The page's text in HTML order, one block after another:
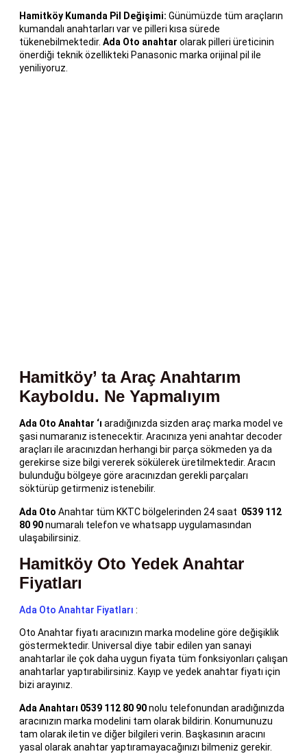
Hamitköy Kumanda Pil Değişimi: Günümüzde tüm araçların
kumandalı anahtarları var ve pilleri kısa sürede
tükenebilmektedir. Ada Oto anahtar olarak pilleri üreticinin
önerdiği teknik özellikteki Panasonic marka orijinal pil ile
yeniliyoruz.
Hamitköy’ ta Araç Anahtarım
Kayboldu. Ne Yapmalıyım
Ada Oto Anahtar ‘ı aradığınızda sizden araç marka model ve
şasi numaranız istenecektir. Aracınıza yeni anahtar decoder
araçları ile aracınızdan herhangi bir parça sökmeden ya da
gerekirse size bilgi vererek sökülerek üretilmektedir. Aracın
bulunduğu bölgeye göre aracınızdan gerekli parçaları
söktürüp getirmeniz istenebilir.
Ada Oto Anahtar tüm KKTC bölgelerinden 24 saat 0539 112
80 90numaralı telefon ve whatsapp uygulamasından
ulaşabilirsiniz.
Hamitköy Oto Yedek Anahtar
Fiyatları
Ada Oto Anahtar Fiyatları :
Oto Anahtar fiyatı aracınızın marka modeline göre değişiklik
göstermektedir. Universal diye tabir edilen yan sanayi
anahtarlar ile çok daha uygun fiyata tüm fonksiyonları çalışan
anahtarlar yaptırabilirsiniz. Kayıp ve yedek anahtar fiyatı için
bizi arayınız.
Ada Anahtarı 0539 112 80 90nolu telefonundan aradığınızda
aracınızın marka modelini tam olarak bildirin. Konumunuzu
tam olarak iletin ve diğer bilgileri verin. Başkasının aracını
yasal olarak anahtar yaptıramayacağınızı bilmeniz gerekir.